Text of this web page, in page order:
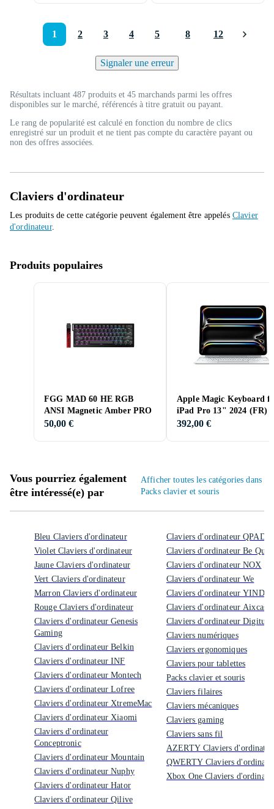
1 2 3 4 5 8 12
Signaler une erreur
Résultats incluant 487 produits et 45 marchands parmi les offres
disponibles sur le marché, référencés à titre gratuit ou payant.
Le rang de popularité est calculé en fonction du nombre de clics
enregistré sur un produit et ne tient pas compte du caractère payant ou
non des offres associées.
Claviers d'ordinateur
Les produits de cette catégorie peuvent également être appelés Clavier
d'ordinateur.
Produits populaires
FGG MAD 60 HE RGB
ANSI Magnetic Amber PRO
50,00 €
Apple Magic Keyboard
iPad Pro 13" 2024 (FR)
392,00 €
Vous pourriez également
être intéressé(e) par
Afficher toutes les catégories dans
Packs clavier et souris
Bleu Claviers d'ordinateur
Violet Claviers d'ordinateur
Jaune Claviers d'ordinateur
Vert Claviers d'ordinateur
Marron Claviers d'ordinateur
Rouge Claviers d'ordinateur
Claviers d'ordinateur Genesis
Gaming
Claviers d'ordinateur Belkin
Claviers d'ordinateur INF
Claviers d'ordinateur Montech
Claviers d'ordinateur Lofree
Claviers d'ordinateur XtremeMac
Claviers d'ordinateur Xiaomi
Claviers d'ordinateur
Conceptronic
Claviers d'ordinateur Mountain
Claviers d'ordinateur Nuphy
Claviers d'ordinateur Hator
Claviers d'ordinateur Qilive
Claviers d'ordinateur QPAD
Claviers d'ordinateur Be
Claviers d'ordinateur NOX
Claviers d'ordinateur We
Claviers d'ordinateur
Claviers d'ordinateur Aixcase
Claviers d'ordinateur Digitus
Claviers numériques
Claviers ergonomiques
Claviers pour tablettes
Packs clavier et souris
Claviers filaires
Claviers mécaniques
Claviers gaming
Claviers sans fil
AZERTY Claviers
QWERTY Claviers
Xbox One Claviers